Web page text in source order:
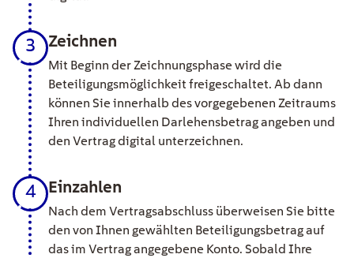
3 Zeichnen
Mit Beginn der Zeichnungsphase wird die
Beteiligungsmöglichkeit freigeschaltet. Ab dann
können Sie innerhalb des vorgegebenen Zeitraums
Ihren individuellen Darlehensbetrag angeben und
den Vertrag digital unterzeichnen.
4 Einzahlen
Nach dem Vertragsabschluss überweisen Sie bitte
den von Ihnen gewählten Beteiligungsbetrag auf
das im Vertrag angegebene Konto. Sobald Ihre